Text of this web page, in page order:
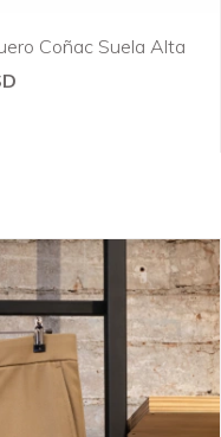
Coñac Suela Alta